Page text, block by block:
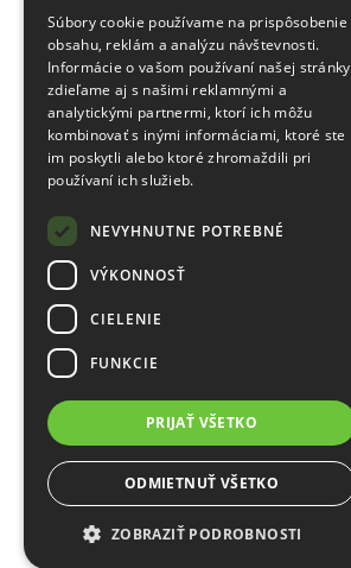
Súbory cookie používame na prispôsobenie
obsahu, reklám a analýzu návštevnosti.
Informácie o vašom používaní našej stránky
zdieľame aj s našimi reklamnými a
analytickými partnermi, ktorí ich môžu
kombinovať s inými informáciami, ktoré ste
im poskytli alebo ktoré zhromaždili pri
používaní ich služieb.
NEVYHNUTNE POTREBNÉ
VÝKONNOSŤ
CIELENIE
FUNKCIE
PRIJAŤ VŠETKO
ODMIETNUŤ VŠETKO
ZOBRAZIŤ PODROBNOSTI